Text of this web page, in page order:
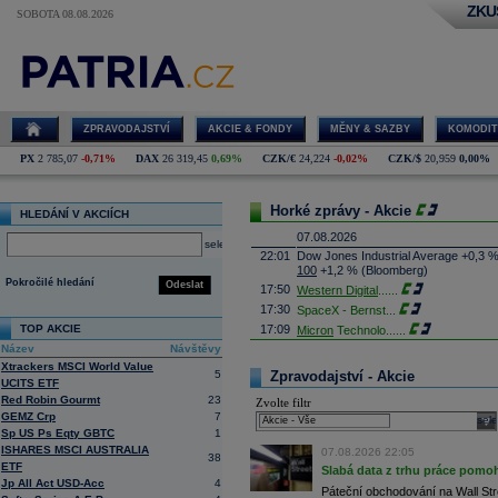
SOBOTA 08.08.2026
ZPRAVODAJSTVÍ AKCIE & FONDY MĚNY & SAZBY
PX 2 785,07 -0,71% DAX 26 319,45 0,69% CZK/€ 24,224 -0,02% CZK/$ 20,959 0,00%
HLEDÁNÍ V AKCIÍCH
select
Odeslat
Pokročilé hledání
TOP AKCIE
Název
Návštěvy
Xtrackers MSCI World Value
UCITS ETF
5
Red Robin Gourmt
23
GEMZ Crp
7
Sp US Ps Eqty GBTC
1
ISHARES MSCI AUSTRALIA
ETF
38
Jp All Act USD-Acc
4
Horké zprávy - Akcie
07.08.2026
22:01
Dow Jones Industrial Average +0,3
100 +1,2 % (Bloomberg)
17:50 Western Digital
17:30 SpaceX - Bernst
17:09 Micron Technolo
16:26
Objem obchodů s akciemi na
obchodů za poslední rok je 0,665
16:23 Zvýšení výroby balistických střel
nějakou dobu potrvá. Agentuře
Armin Papperger. Společná výroba
doplnit arzenál Spojeným státům,
(ČTK)
16:07 Conocophillips
Zpravodajství - Akcie
Zvolte filtr
07.08.2026 22:05
Slabá data z trhu práce
Páteční obchodování na Wall